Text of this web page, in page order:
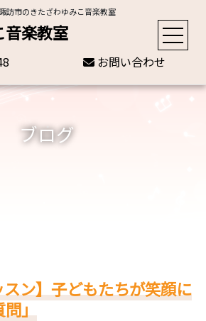
訪市のきたざわゆみこ音楽教室
音楽教室
お問い合わせ
ブログ
スン】子どもたちが笑顔に
」